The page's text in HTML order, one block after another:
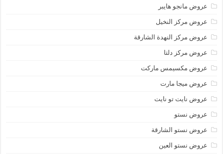
عروض مانجو هايبر
عروض مركز النخيل
عروض مركز النهدة الشارقة
عروض مركز دلتا
عروض مكسيمس ماركت
عروض ميجا مارت
عروض نايت تو نايت
عروض نستو
عروض نستو الشارقة
عروض نستو العين